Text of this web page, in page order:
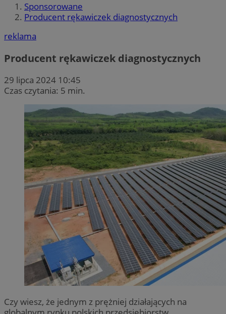
Sponsorowane
Producent rękawiczek diagnostycznych
reklama
Producent rękawiczek diagnostycznych
29 lipca 2024 10:45
Czas czytania: 5 min.
Czy wiesz, że jednym z prężniej działających na